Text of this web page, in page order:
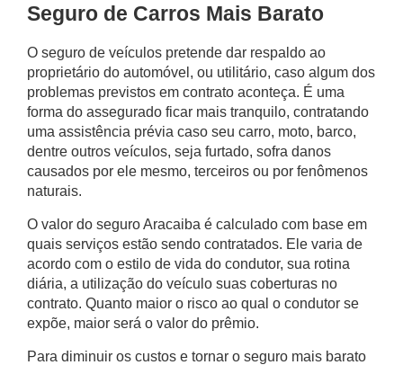
Seguro de Carros Mais Barato
O seguro de veículos pretende dar respaldo ao
proprietário do automóvel, ou utilitário, caso algum dos
problemas previstos em contrato aconteça. É uma
forma do assegurado ficar mais tranquilo, contratando
uma assistência prévia caso seu carro, moto, barco,
dentre outros veículos, seja furtado, sofra danos
causados por ele mesmo, terceiros ou por fenômenos
naturais.
O valor do seguro Aracaiba é calculado com base em
quais serviços estão sendo contratados. Ele varia de
acordo com o estilo de vida do condutor, sua rotina
diária, a utilização do veículo suas coberturas no
contrato. Quanto maior o risco ao qual o condutor se
expõe, maior será o valor do prêmio.
Para diminuir os custos e tornar o seguro mais barato